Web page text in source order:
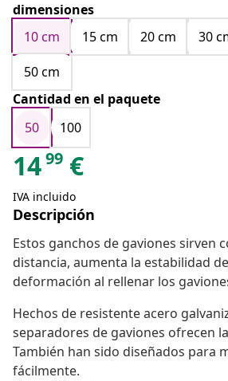
dimensiones
10 cm
15 cm 20 cm 30
50 cm
Cantidad en el paquete
50
100
1499 €
IVA incluido
Descripción
Estos ganchos de gaviones sirven
distancia, aumenta la estabilidad
deformación al rellenar los
Hechos de resistente acero
separadores de gaviones ofrecen
También han sido diseñados para
fácilmente.